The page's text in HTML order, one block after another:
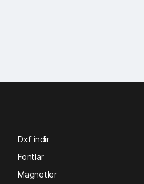
Dxf indir
Fontlar
Magnetler